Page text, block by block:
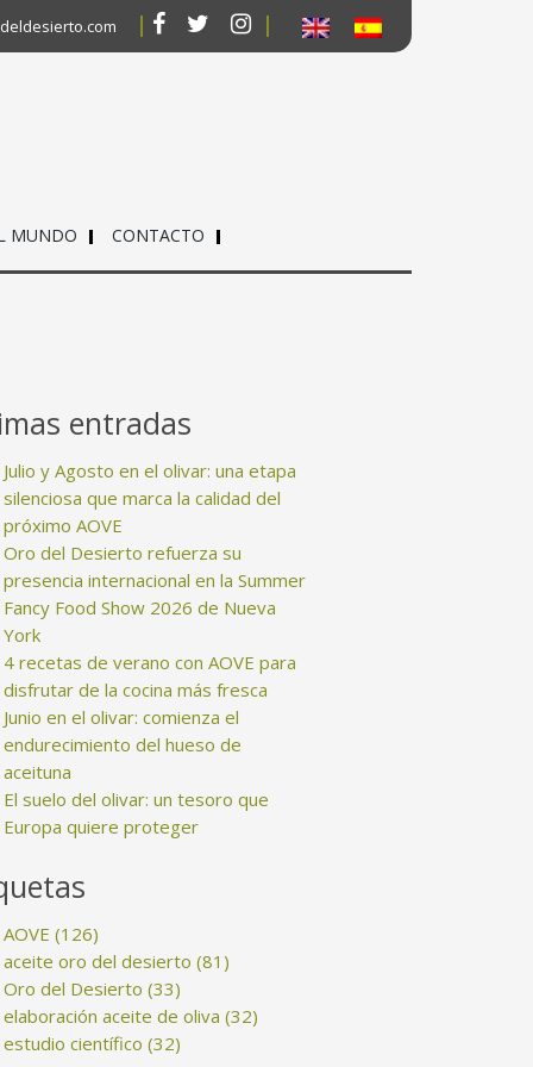
MUNDO CONTACTO
entradas
Julio y Agosto en el olivar: una etapa
silenciosa que marca la calidad del
próximo AOVE
Oro del Desierto refuerza su
presencia internacional en la Summer
Fancy Food Show 2026 de Nueva
York
4 recetas de verano con AOVE para
disfrutar de la cocina más fresca
Junio en el olivar: comienza el
endurecimiento del hueso de
aceituna
El suelo del olivar: un tesoro que
Europa quiere proteger
AOVE(126)
aceite oro del desierto(81)
Oro del Desierto(33)
elaboración aceite de oliva(32)
estudio científico(32)